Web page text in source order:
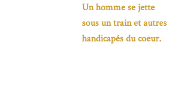
Un homme se jette
sous un train et autres
handicapés du coeur.